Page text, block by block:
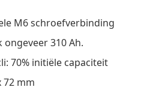
M6 schroefverbinding
310 Ah.
70% initiële capaciteit
72 mm